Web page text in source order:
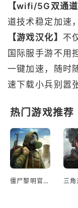
【wifi/5G双通道
道技术稳定加速
【游戏汉化】 不
国际服手游不用
一键加速，随时
速下载小兵别嚣
热门游戏推荐
僵尸黎明官网最新版